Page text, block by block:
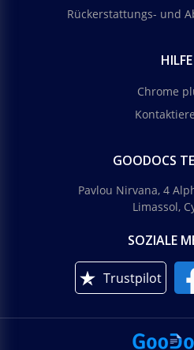
Rückerstattungs- und
HILFE
Chrome
GOODOCS
Pavlou Nirvana, 4
Limassol,
SOZIALE
Trustpilot